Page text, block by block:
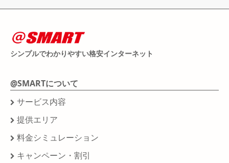
シンプルでわかりやすい格安インターネット
@SMARTについて
サービス内容
提供エリア
料金シミュレーション
キャンペーン・割引